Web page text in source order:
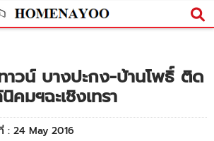
าวน์ บางปะกง-บ้านโพธิ์ ติด
มฯฉะเชิงเทรา
: 24 May 2016